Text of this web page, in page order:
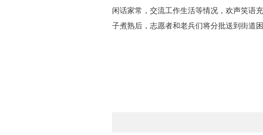
闲话家常，交流工作生活等情况，欢声笑语
子煮熟后，志愿者和老兵们将分批送到街道